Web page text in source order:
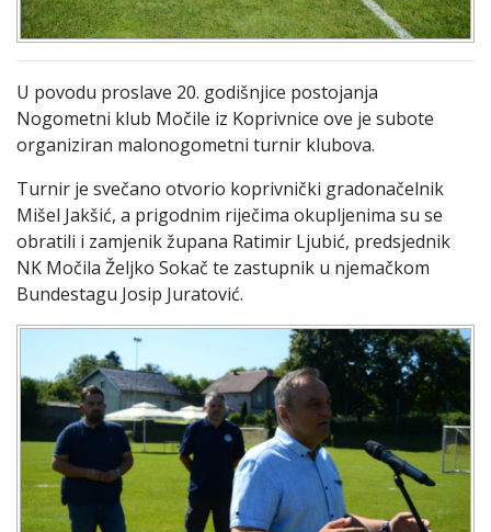
U povodu proslave 20. godišnjice postojanja
Nogometni klub Močile iz Koprivnice ove je subote
organiziran malonogometni turnir klubova.
Turnir je svečano otvorio koprivnički gradonačelnik
Mišel Jakšić, a prigodnim riječima okupljenima su se
obratili i zamjenik župana Ratimir Ljubić, predsjednik
NK Močila Željko Sokač te zastupnik u njemačkom
Bundestagu Josip Juratović.